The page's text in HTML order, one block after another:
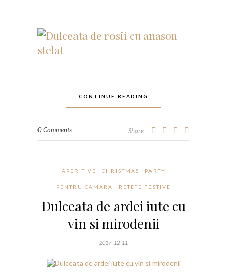
CONTINUE READING
0 Comments Share
APERITIVE CHRISTMAS PARTY
PENTRU CAMARA RETETE FESTIVE
Dulceata de ardei iute cu
vin si mirodenii
2017-12-11